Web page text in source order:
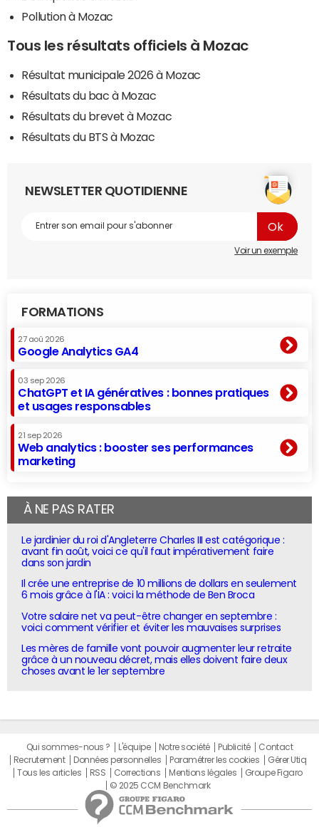
Pollution à Mozac
Tous les résultats officiels à Mozac
Résultat municipale 2026 à Mozac
Résultats du bac à Mozac
Résultats du brevet à Mozac
Résultats du BTS à Mozac
NEWSLETTER QUOTIDIENNE
Voir un exemple
FORMATIONS
27 aoû 2026
Google Analytics GA4
03 sep 2026
ChatGPT et IA génératives : bonnes pratiques
et usages responsables
21 sep 2026
Web analytics : booster ses performances
marketing
À NE PAS RATER
Le jardinier du roi d'Angleterre Charles III est catégorique :
avant fin août, voici ce qu'il faut impérativement faire
dans son jardin
Il crée une entreprise de 10 millions de dollars en seulement
6 mois grâce à l'IA : voici la méthode de Ben Broca
Votre salaire net va peut-être changer en septembre :
voici comment vérifier et éviter les mauvaises surprises
Les mères de famille vont pouvoir augmenter leur retraite
grâce à un nouveau décret, mais elles doivent faire deux
choses avant le 1er septembre
Qui sommes-nous ? L'équipe Notre société Publicité
Contact
Recrutement
Données personnelles Paramétrer les cookies
Gérer Utiq
Tous les articles
RSS Corrections Mentions légales
Groupe Figaro
© 2025 CCM Benchmark